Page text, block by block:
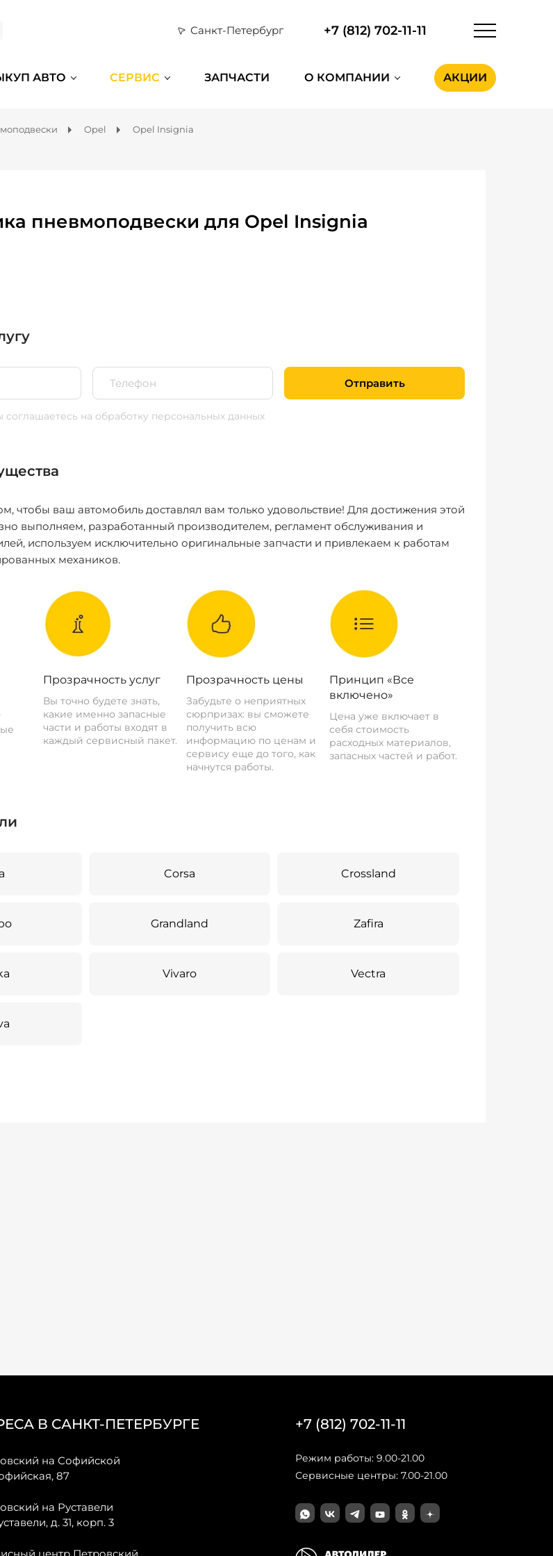
Санкт-Петербург +7 (812) 702-11-11
АВТО СЕРВИС ЗАПЧАСТИ О КОМПАНИИ АКЦИИ
Opel Opel Insignia
пневмоподвески для Opel Insignia
Отправить
на обработку персональных данных
чтобы ваш автомобиль доставлял вам только удовольствие! Для достижения этой
выполняем, разработанный производителем, регламент обслуживания и
используем исключительно оригинальные запчасти и привлекаем к работам
механиков.
Прозрачность услуг
Вы точно будете знать,
какие именно запасные
части и работы входят в
каждый сервисный пакет.
Прозрачность цены
Забудьте о неприятных
сюрпризах: вы сможете
получить всю
информацию по ценам и
сервису еще до того, как
начнутся работы.
Принцип «Все
включено»
Цена уже включает в
себя стоимость
расходных материалов,
запасных частей и работ.
Corsa Crossland
Grandland Zafira
Vivaro Vectra
В САНКТ-ПЕТЕРБУРГЕ
на Софийской
87
на Руставели
д. 31, корп. 3
+7 (812) 702-11-11
Режим работы: 9.00-21.00
Сервисные центры: 7.00-21.00